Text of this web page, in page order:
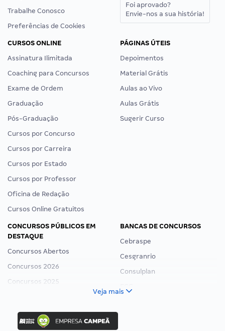
Trabalhe Conosco
Preferências de Cookies
Foi aprovado?
Envie-nos a sua história!
CURSOS ONLINE
Assinatura Ilimitada
Coaching para Concursos
Exame de Ordem
Graduação
Pós-Graduação
Cursos por Concurso
Cursos por Carreira
Cursos por Estado
Cursos por Professor
Oficina de Redação
Cursos Online Gratuitos
PÁGINAS ÚTEIS
Depoimentos
Material Grátis
Aulas ao Vivo
Aulas Grátis
Sugerir Curso
CONCURSOS PÚBLICOS EM
DESTAQUE
Concursos Abertos
Concursos 2026
Concursos 2025
Concurso Nacional Unificado
Concurso Ibama
Concurso MPU
BANCAS DE CONCURSOS
Cebraspe
Cesgranrio
Consulplan
Veja mais